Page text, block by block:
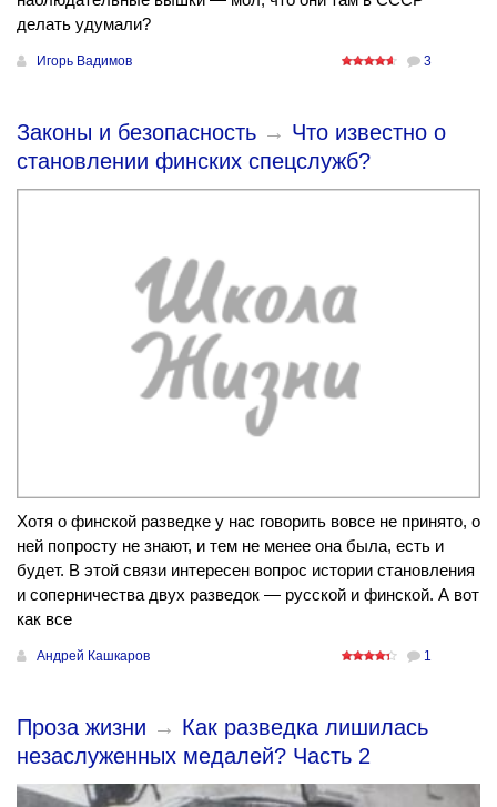
делать удумали?
Игорь Вадимов 3
Законы и безопасность → Что известно о
становлении финских спецслужб?
Хотя о финской разведке у нас говорить вовсе не принято, о
ней попросту не знают, и тем не менее она была, есть и
будет. В этой связи интересен вопрос истории становления
и соперничества двух разведок — русской и финской. А вот
как все
Андрей Кашкаров 1
Проза жизни → Как разведка лишилась
незаслуженных медалей? Часть 2